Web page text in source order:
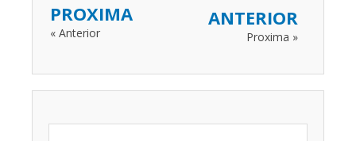
PROXIMA
« Anterior
ANTERIOR
Proxima »